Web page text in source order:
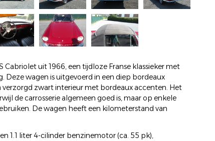
Cabriolet uit 1966, een tijdloze Franse klassieker met
Deze wagen is uitgevoerd in een diep bordeaux
zwart interieur met bordeaux accenten. Het
de carrosserie algemeen goed is, maar op enkele
De wagen heeft een kilometerstand van
1.1 liter 4-cilinder benzinemotor (ca. 55 pk),